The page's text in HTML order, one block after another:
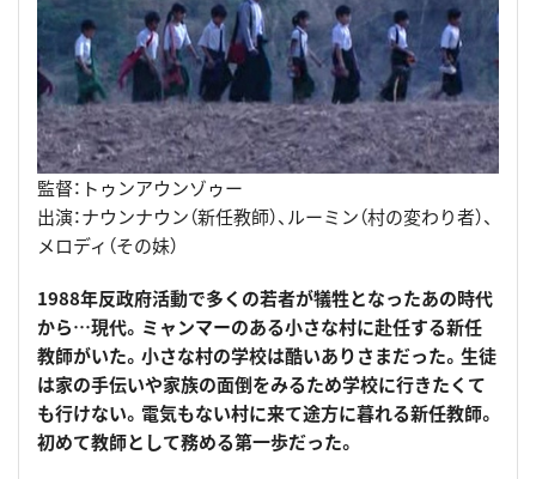
監督：トゥンアウンゾゥー
出演：ナウンナウン（新任教師）、ルーミン（村の変わり者）、
メロディ（その妹）
1988年反政府活動で多くの若者が犠牲となったあの時代
から…現代。ミャンマーのある小さな村に赴任する新任
教師がいた。小さな村の学校は酷いありさまだった。生徒
は家の手伝いや家族の面倒をみるため学校に行きたくて
も行けない。電気もない村に来て途方に暮れる新任教師。
初めて教師として務める第一歩だった。